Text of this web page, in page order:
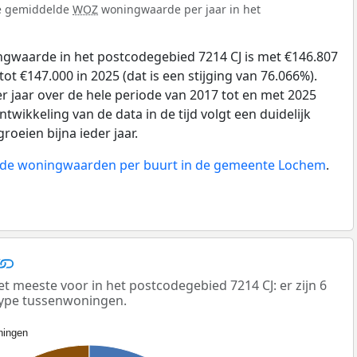
gemiddelde WOZ woningwaarde per jaar in het
in het postcodegebied 7214 CJ is met €146.807
€147.000 in 2025 (dat is een stijging van 76.066%).
jaar over de hele periode van 2017 tot en met 2025
van de data in de tijd volgt een duidelijk
bijna ieder jaar.
woningwaarden per buurt in de gemeente Lochem.
meeste voor in het postcodegebied 7214 CJ: er zijn 6
tussenwoningen.